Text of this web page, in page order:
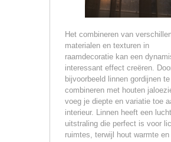
Het combineren van
materialen en texturen in
raamdecoratie kan een
interessant effect creëren.
bijvoorbeeld linnen gordijnen te
combineren met houten
voeg je diepte en variatie toe
interieur. Linnen heeft een
uitstraling die perfect is voor
ruimtes, terwijl hout warmte en